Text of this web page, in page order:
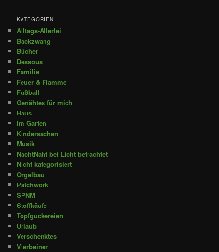
KATEGORIEN
Alltags-Allerlei
Backzwang
Bücher
Dessous
Familie
Feuer & Flamme
Fußball
Genähtes für mich
Haus
Im Garten
Kindersachen
Musik
NachtNaht bei Licht betrachtet
Nicht kategorisiert
Orgelbau
Patchwork
SPNM
Stoffkäufe
Topfguckereien
Urlaub
Verschenktes
Vierbeiner